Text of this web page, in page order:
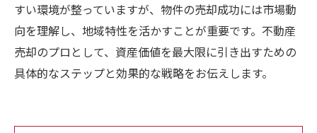
すい環境が整っていますが、物件の売却成功には市場動
向を理解し、地域特性を活かすことが重要です。不動産
売却のプロとして、資産価値を最大限に引き出すための
具体的なステップと効果的な戦略をお伝えします。